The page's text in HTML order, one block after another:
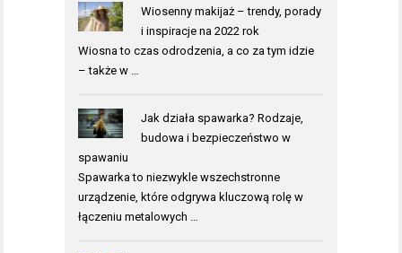
Wiosenny makijaż – trendy, porady
i inspiracje na 2022 rok
Wiosna to czas odrodzenia, a co za tym idzie
– także w …
Jak działa spawarka? Rodzaje,
budowa i bezpieczeństwo w
spawaniu
Spawarka to niezwykle wszechstronne
urządzenie, które odgrywa kluczową rolę w
łączeniu metalowych …